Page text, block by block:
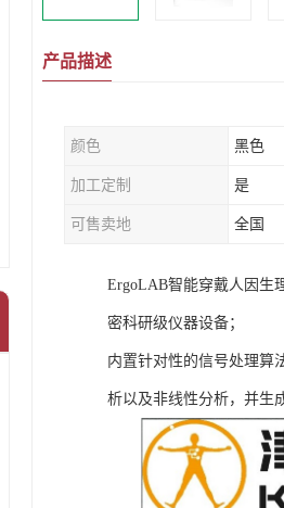
产品描述
颜色 黑色
加工定制 是
可售卖地 全国
ErgoLAB智能穿戴人因生
密科研级仪器设备；
内置针对性的信号处理算
析以及非线性分析，并生